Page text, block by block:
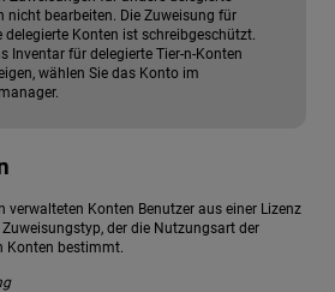
nicht bearbeiten. Die Zuweisung für
delegierte Konten ist schreibgeschützt.
Inventar für delegierte Tier-n-Konten
wählen Sie das Konto im
verwalteten Konten Benutzer aus einer Lizenz
der die Nutzungsart der
Konten bestimmt.